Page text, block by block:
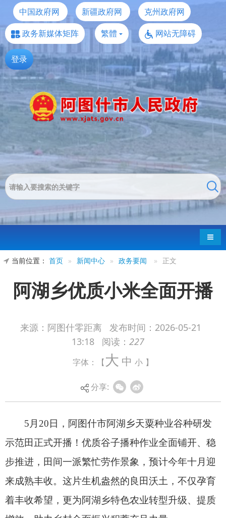
中国政府网 新疆政府网
克州政府网
政务新媒体矩阵
繁體 网站无障碍
登录
导航
当前位置： 首页 » 新闻中心 » 政务要闻 » 正文
阿湖乡优质小米全面开播
来源：阿图什零距离 发布时间： 2026-05-21
13:18
阅读： 227
字体：【大 中 小 】
分享:
5月20日，阿图什市阿湖乡天粟种业谷种研发
示范田正式开播！优质谷子播种作业全面铺开、稳
步推进，田间一派繁忙劳作景象，预计今年十月迎
来成熟丰收。这片生机盎然的良田沃土，不仅孕育
着丰收希望，更为阿湖乡特色农业转型升级、提质
地处帕米尔高原腹地的阿湖乡，坐拥得天独厚
的自然种植条件，纯净天山雪水滋养良田，土地土
质肥沃，全年光照充沛、昼夜温差适宜，优越的地
理气候，让这里成为克州地区优质小米核心种植产
区，得天独厚的生态环境，滋养出颗粒饱满、品质